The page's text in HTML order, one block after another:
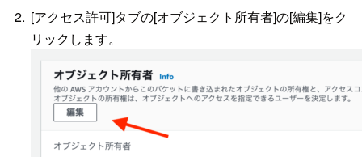
[アクセス許可]タブの[オブジェクト所有者]の[編集]をク
リックします。